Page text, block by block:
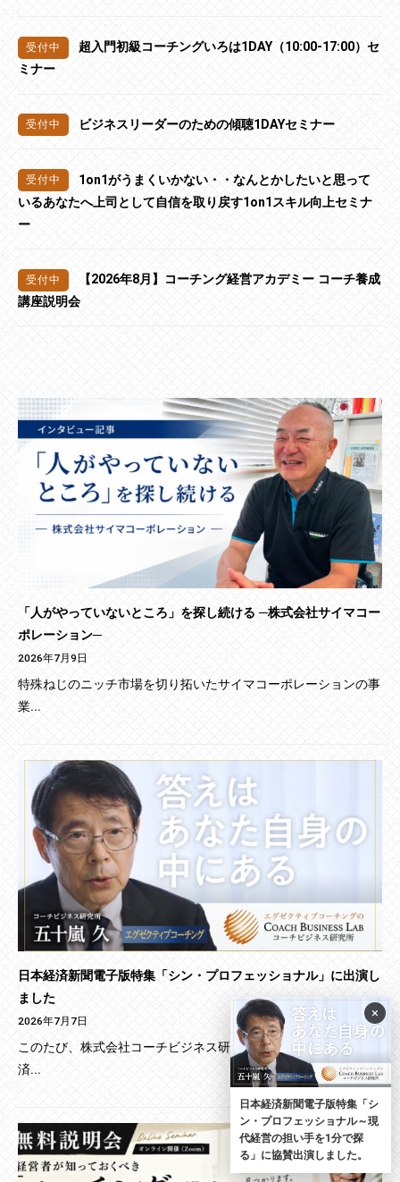
超入門初級コーチングいろは1DAY（10:00-17:00）セ
ミナー
ビジネスリーダーのための傾聴1DAYセミナー
1on1がうまくいかない・・なんとかしたいと思って
いるあなたへ上司として自信を取り戻す1on1スキル向上セミナ
ー
【2026年8月】コーチング経営アカデミー コーチ養成
講座説明会
「人がやっていないところ」を探し続ける ─株式会社サイマコー
ポレーション─
2026年7月9日
特殊ねじのニッチ市場を切り拓いたサイマコーポレーションの事
業...
日本経済新聞電子版特集「シン・プロフェッショナル」に出演し
ました
2026年7月7日
このたび、株式会社コーチビジネス研究所（CBL）は、日本経
済...
×
日本経済新聞電子版特集「シ
ン・プロフェッショナル～現
代経営の担い手を1分で探
る」に協賛出演しました。